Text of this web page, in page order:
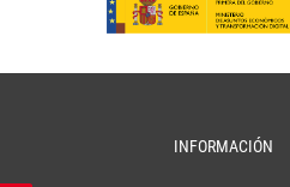
INFORMACIÓN